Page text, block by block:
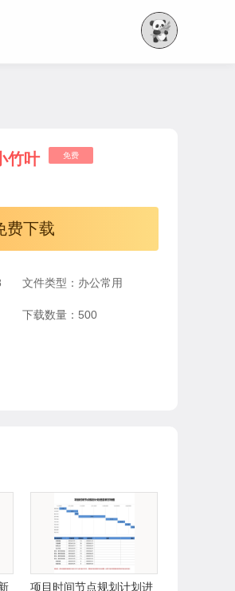
竹叶 免费
费下载
文件类型：办公常用
下载数量：500
项目时间节点规划计划进